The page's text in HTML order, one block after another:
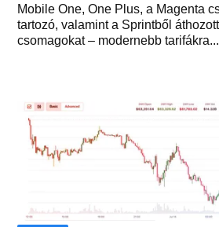
Mobile One, One Plus, a Magenta
tartozó, valamint a Sprintből
csomagokat – modernebb tarifákra...